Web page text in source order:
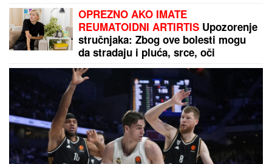
OPREZNO AKO IMATE
REUMATOIDNI ARTIRTIS Upozorenje
stručnjaka: Zbog ove bolesti mogu
da stradaju i pluća, srce, oči